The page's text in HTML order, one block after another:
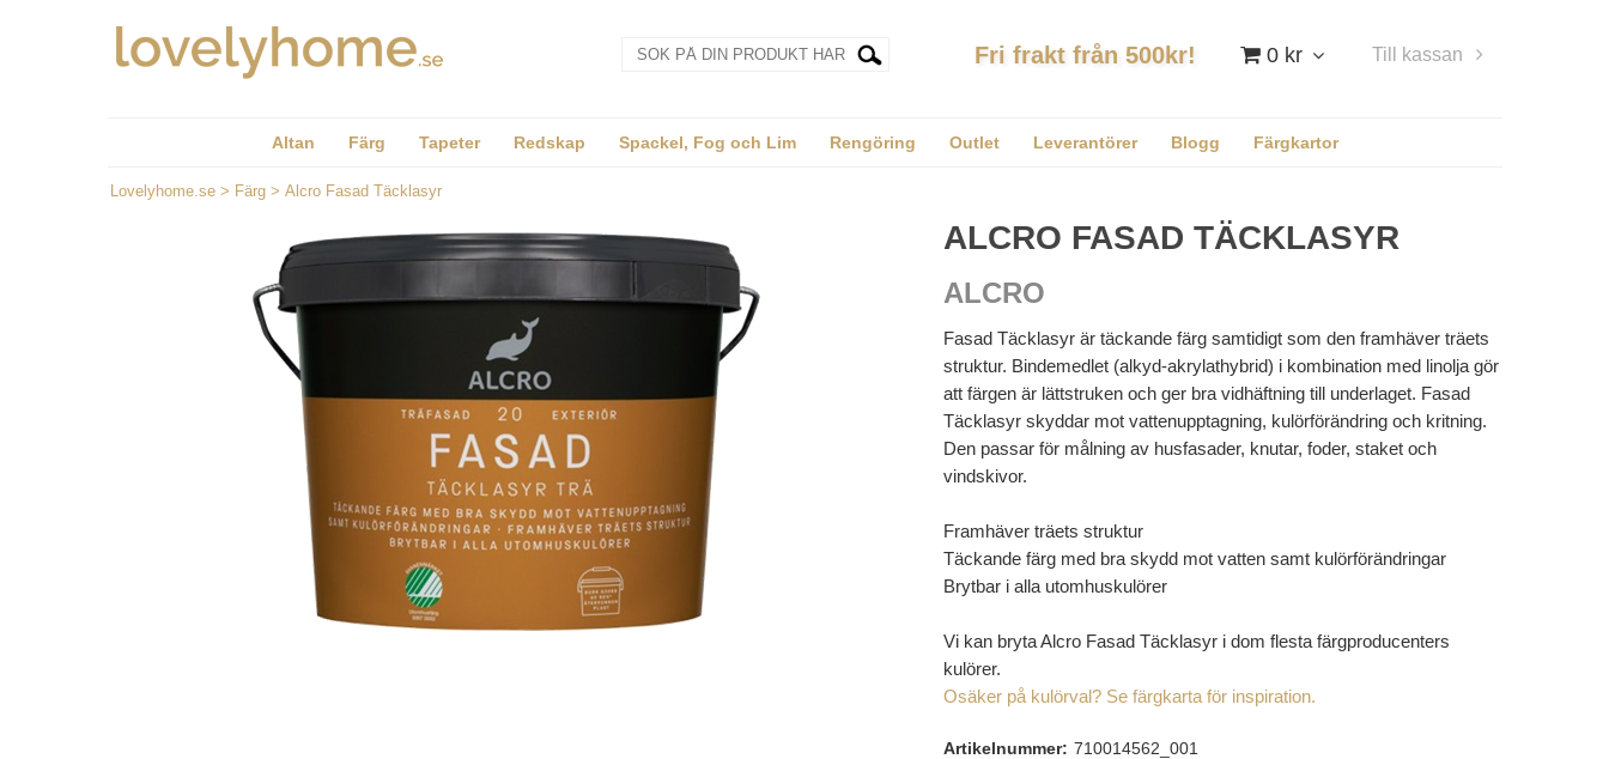
0 kr Till kassan
Fri frakt från 500kr!
Altan Färg Tapeter Redskap Spackel, Fog och Lim Rengöring Outlet Leverantörer Blogg Färgkartor
Lovelyhome.se > Färg > Alcro Fasad Täcklasyr
ALCRO FASAD TÄCKLASYR
ALCRO
Fasad Täcklasyr är täckande färg samtidigt som den framhäver träets
struktur. Bindemedlet (alkyd-akrylathybrid) i kombination med linolja gör
att färgen är lättstruken och ger bra vidhäftning till underlaget. Fasad
Täcklasyr skyddar mot vattenupptagning, kulörförändring och kritning.
Den passar för målning av husfasader, knutar, foder, staket och
vindskivor.
Framhäver träets struktur
Täckande färg med bra skydd mot vatten samt kulörförändringar
Brytbar i alla utomhuskulörer
Vi kan bryta Alcro Fasad Täcklasyr i dom flesta färgproducenters
kulörer.
Osäker på kulörval? Se färgkarta för inspiration.
Artikelnummer: 710014562_001